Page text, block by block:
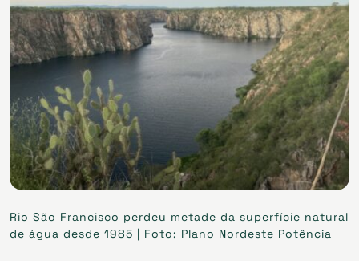
Rio São Francisco perdeu metade da superfície natural
de água desde 1985 | Foto: Plano Nordeste Potência